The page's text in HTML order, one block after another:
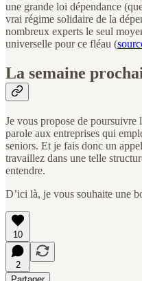
une grande loi dépendance
vrai régime solidaire de la
nombreux experts le seul
universelle pour ce fléau (
La semaine
Je vous propose de
parole aux entreprises qui
seniors. Et je fais donc un
travaillez dans une telle
entendre.
D’ici là, je vous souhaite une
10
2